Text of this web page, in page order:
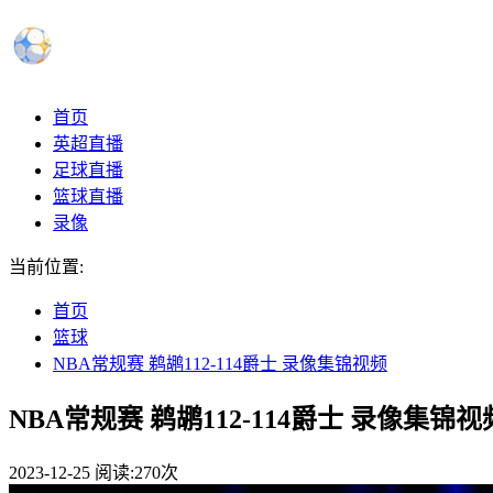
首页
英超直播
足球直播
篮球直播
录像
当前位置:
首页
篮球
NBA常规赛 鹈鹕112-114爵士 录像集锦视频
NBA常规赛 鹈鹕112-114爵士 录像集锦视
2023-12-25 阅读:270次